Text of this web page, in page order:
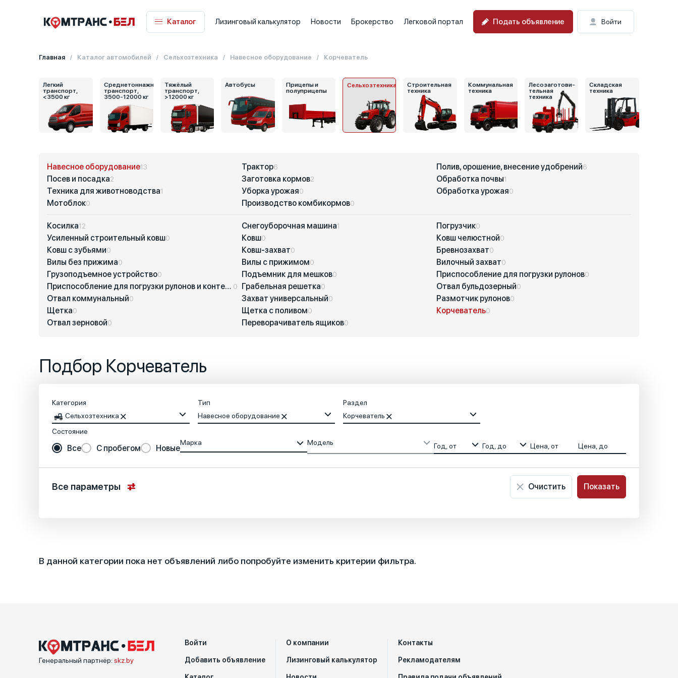
Каталог Лизинговый калькулятор Новости Брокерство Легковой портал Подать объявление Войти
Главная Каталог автомобилей Сельхозтехника Навесное оборудование Корчеватель
Легкий
транспорт,
<3500 кг
Среднетоннажный
транспорт,
3500-12000 кг
Тяжёлый
транспорт,
>12000 кг
Автобусы
Прицепы и
полуприцепы
Сельхозтехника
Строительная
техника
Коммунальная
техника
Лесозаготови-
тельная
техника
Складская
техника
Навесное оборудование13 Трактор6 Полив, орошение, внесение удобрений6
Посев и посадка2 Заготовка кормов2 Обработка почвы1
Техника для животноводства1 Уборка урожая0 Обработка урожая0
Мотоблок0 Производство комбикормов0
Косилка12 Снегоуборочная машина1 Погрузчик0
Усиленный строительный ковш0 Ковш0 Ковш челюстной0
Ковш с зубьями0 Ковш-захват0 Бревнозахват0
Вилы без прижима0 Вилы с прижимом0 Вилочный захват0
Грузоподъемное устройство0 Подъемник для мешков0 Приспособление для погрузки рулонов0
Приспособление для погрузки рулонов и контейнеров 0 Грабельная решетка0 Отвал бульдозерный0
Отвал коммунальный0 Захват универсальный0 Размотчик рулонов0
Щетка0 Щетка с поливом0 Корчеватель0
Отвал зерновой0 Переворачиватель ящиков0
Подбор Корчеватель
Категория
Сельхозтехника
Тип
Навесное оборудование
Раздел
Корчеватель
Состояние
Все С пробегом Новые
Марка Модель Год, от Год, до Цена, от Цена, до
Местоположение
Специальные характеристики
Все параметры Очистить Показать
В данной категории пока нет объявлений либо попробуйте изменить критерии фильтра.
Генеральный партнёр:skz.by
Войти
Добавить объявление
О компании
Лизинговый калькулятор
Контакты
Рекламодателям